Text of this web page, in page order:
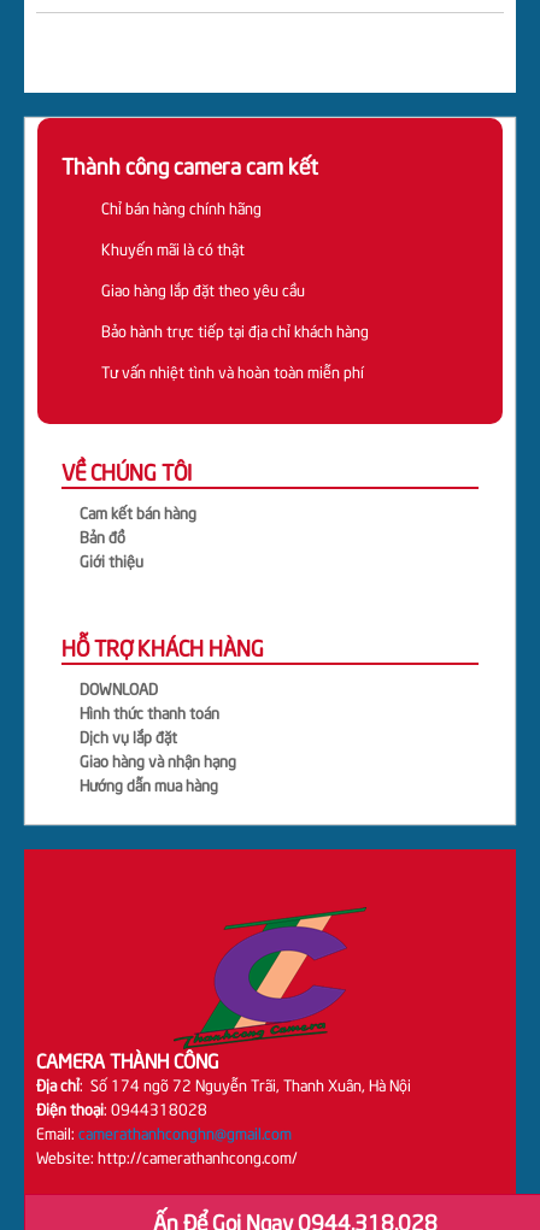
Thành công camera cam kết
Chỉ bán hàng chính hãng
Khuyến mãi là có thật
Giao hàng lắp đặt theo yêu cầu
Bảo hành trực tiếp tại địa chỉ khách hàng
Tư vấn nhiệt tình và hoàn toàn miễn phí
VỀ CHÚNG TÔI
Cam kết bán hàng
Bản đồ
Giới thiệu
HỖ TRỢ KHÁCH HÀNG
DOWNLOAD
Hình thức thanh toán
Dịch vụ lắp đặt
Giao hàng và nhận hạng
Hướng dẫn mua hàng
CAMERA THÀNH CÔNG
Địa chỉ: Số 174 ngõ 72 Nguyễn Trãi, Thanh Xuân, Hà Nội
Điện thoại: 0944318028
Email: camerathanhconghn@gmail.com
Website: http://camerathanhcong.com/
Ấn Để Gọi Ngay 0944.318.028